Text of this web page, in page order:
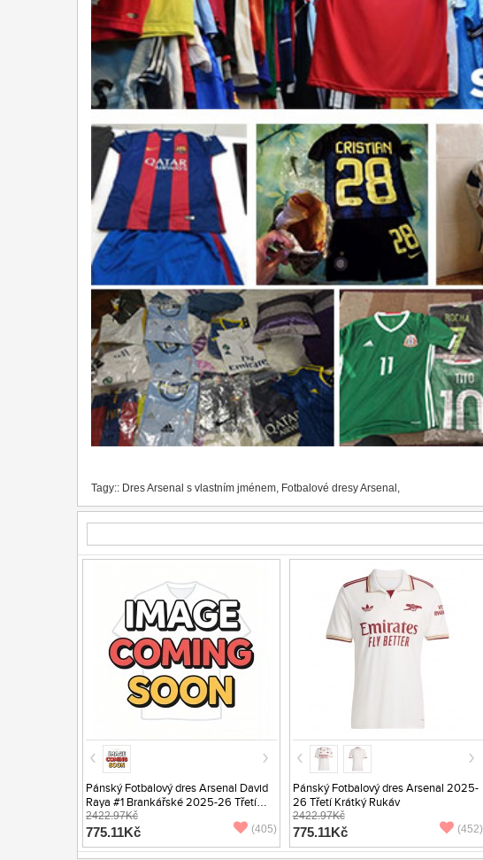
Tagy:: Dres Arsenal s vlastním jménem, Fotbalové dresy Arsenal ,
Pánský Fotbalový dres Arsenal David
Raya #1 Brankářské 2025-26 Třetí
Krátký Rukáv
2422.97Kč
775.11Kč (405)
Pánský Fotbalový dres Arsenal 2025-
26 Třetí Krátký Rukáv
2422.97Kč
775.11Kč (452)